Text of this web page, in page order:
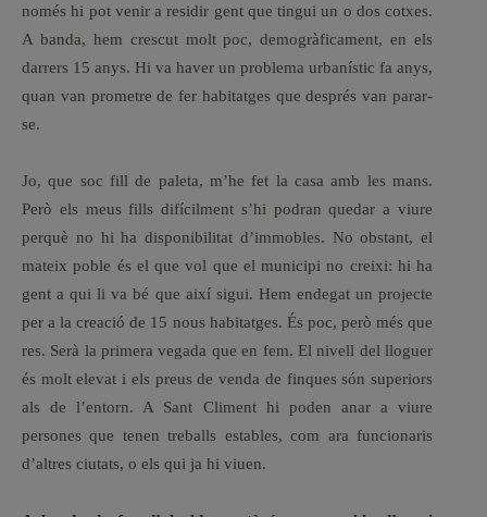
només hi pot venir a residir gent que tingui un o dos cotxes.
A banda, hem crescut molt poc, demogràficament, en els
darrers 15 anys. Hi va haver un problema urbanístic fa anys,
quan van prometre de fer habitatges que després van parar-
se.
Jo, que soc fill de paleta, m’he fet la casa amb les mans.
Però els meus fills difícilment s’hi podran quedar a viure
perquè no hi ha disponibilitat d’immobles. No obstant, el
mateix poble és el que vol que el municipi no creixi: hi ha
gent a qui li va bé que així sigui. Hem endegat un projecte
per a la creació de 15 nous habitatges. És poc, però més que
res. Serà la primera vegada que en fem. El nivell del lloguer
és molt elevat i els preus de venda de finques són superiors
als de l’entorn. A Sant Climent hi poden anar a viure
persones que tenen treballs estables, com ara funcionaris
d’altres ciutats, o els qui ja hi viuen.